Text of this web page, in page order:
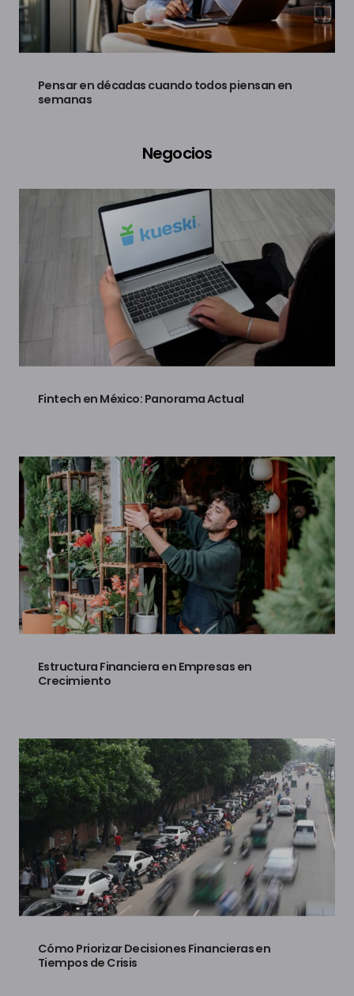
Pensar en décadas cuando todos piensan en
semanas
Negocios
Fintech en México: Panorama Actual
Estructura Financiera en Empresas en
Crecimiento
Cómo Priorizar Decisiones Financieras en
Tiempos de Crisis